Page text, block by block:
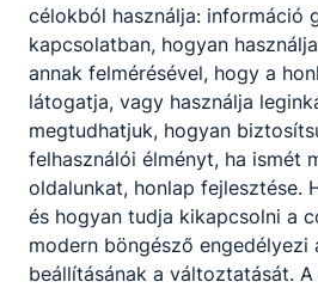
2011-2012
Szak-
2011-2013
célokból használja: információ
kapcsolatban, hogyan
annak felmérésével, hogy a
látogatja, vagy használja
megtudhatjuk, hogyan
felhasználói élményt, ha ismét
oldalunkat, honlap fejlesztése.
és hogyan tudja kikapcsolni a
modern böngésző engedélyezi
beállításának a változtatását.